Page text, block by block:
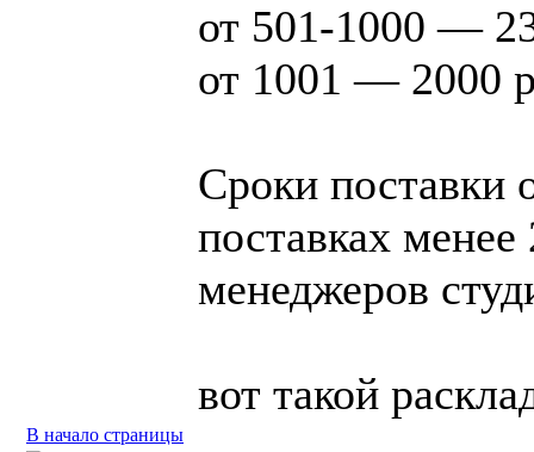
от 501-1000 —
от 1001 — 2000
Сроки поставки
поставках
менеджеров
вот такой
В начало страницы